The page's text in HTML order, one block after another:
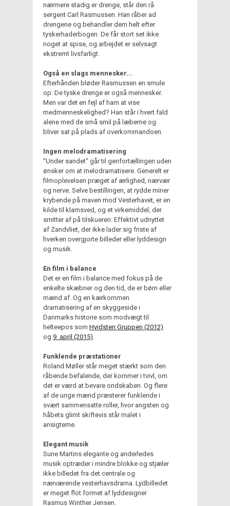
nærmere stadig er drenge, står den rå
sergent Carl Rasmussen. Han råber ad
drengene og behandler dem helt efter
tyskerhaderbogen. De får stort set ikke
noget at spise, og arbejdet er selvsagt
ekstremt livsfarligt.
Også en slags mennesker...
Efterhånden bløder Rasmussen en smule
op: De tyske drenge er også mennesker.
Men var det en fejl af ham at vise
medmenneskelighed? Han står i hvert fald
alene med de små smil på læberne og
bliver sat på plads af overkommandoen.
Ingen melodramatisering
"Under sandet" går til genfortællingen uden
ønsker om at melodramatisere. Generelt er
filmoplevelsen præget af ærlighed, nærvær
og nerve. Selve bestillingen, at rydde miner
krybende på maven mod Vesterhavet, er en
kilde til klamsved, og et virkemiddel, der
smitter af på tilskueren: Effektivt udnyttet
af Zandvliet, der ikke lader sig friste af
hverken overgjorte billeder eller lyddesign
og musik.
En film i balance
Det er en film i balance med fokus på de
enkelte skæbner og den tid, de er børn eller
mænd af. Og en kærkommen
dramatisering af en skyggeside i
Danmarks historie som modvægt til
helteepos som Hvidsten Gruppen (2012)
og 9. april (2015)
Funklende præstationer
Roland Møller står meget stærkt som den
råbende befalende, der kommer i tvivl, om
det er værd at bevare ondskaben. Og flere
af de unge mænd præsterer funklende i
svært sammensatte roller, hvor angsten og
håbets glimt skiftevis står malet i
ansigterne.
Elegant musik
Sune Martins elegante og anderledes
musik optræder i mindre blokke og stjæler
ikke billedet fra det centrale og
nærværende vesterhavsdrama. Lydbilledet
er meget flot formet af lyddesigner
Rasmus Winther Jensen.